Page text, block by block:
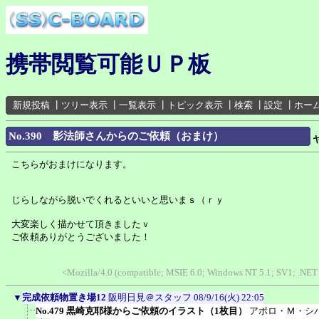
携帯閲覧可能ＵＰ板
新規投稿 ツリー表示 一覧表示 トピック表示 検索 設定 ホー
No.390 影法師さんからのご依頼（おまけ）
こちらがおまけになります。
じらしながら脱いでくれるといいと思いまｓ（ｒｙ
大変楽しく描かせて頂きましたｖ
ご依頼ありがとうございました！
<Mozilla/4.0 (compatible; MSIE 6.0; Windows NT 5.1; SV1;
▼ 完成依頼物置き場12 阪明日見＠スタッフ 08/9/16(火) 22:05
No.479 黒崎克耶様からご依頼のイラスト（1枚目）
アポロ・Ｍ・シ